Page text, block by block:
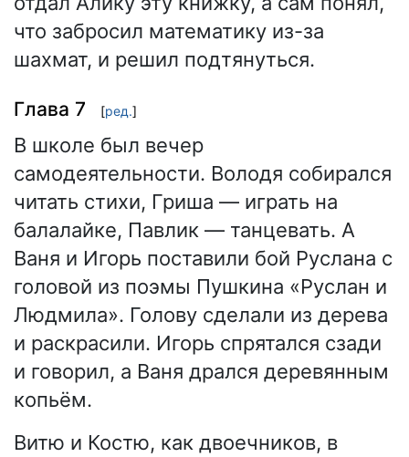
что забросил математику из-за
шахмат, и решил подтянуться.
Глава 7 [ред.]
В школе был вечер
самодеятельности. Володя собирался
читать стихи, Гриша — играть на
балалайке, Павлик — танцевать. А
Ваня и Игорь поставили бой Руслана с
головой из поэмы Пушкина «Руслан и
Людмила». Голову сделали из дерева
и раскрасили. Игорь спрятался сзади
и говорил, а Ваня дрался деревянным
копьём.
Витю и Костю, как двоечников, в